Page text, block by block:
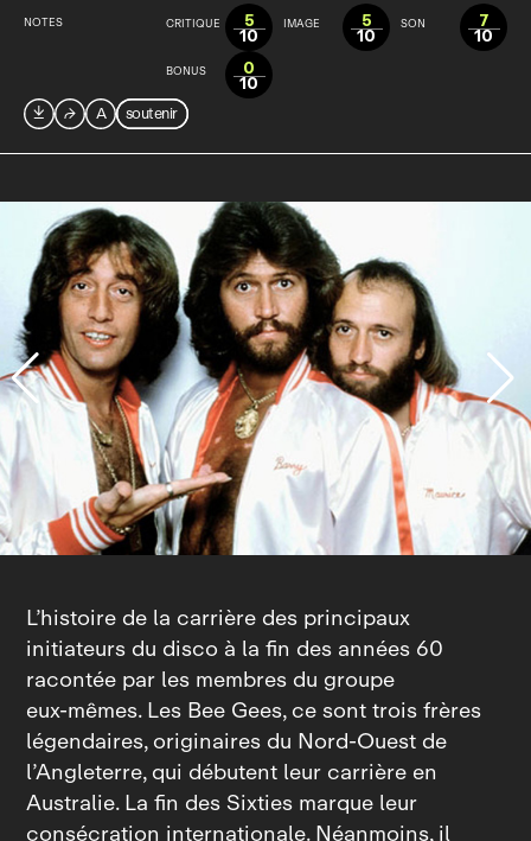
NOTES CRITIQUE 5
10
IMAGE 5
10
SON 7
10
BONUS 0
10

⮫ A soutenir
L’histoire de la carrière des principaux
initiateurs du disco à la fin des années 60
racontée par les membres du groupe
eux‑mêmes. Les Bee Gees, ce sont trois frères
légendaires, originaires du Nord‑Ouest de
l’Angleterre, qui débutent leur carrière en
Australie. La fin des Sixties marque leur